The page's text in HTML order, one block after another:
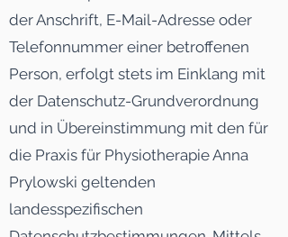
der Anschrift, E-Mail-Adresse oder
Telefonnummer einer betroffenen
Person, erfolgt stets im Einklang mit
der Datenschutz-Grundverordnung
und in Übereinstimmung mit den für
die Praxis für Physiotherapie Anna
Prylowski geltenden
landesspezifischen